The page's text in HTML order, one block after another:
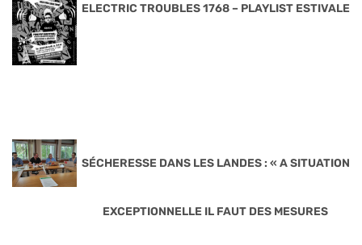
ELECTRIC TROUBLES 1768 – PLAYLIST ESTIVALE
SÉCHERESSE DANS LES LANDES : « A SITUATION
EXCEPTIONNELLE IL FAUT DES MESURES